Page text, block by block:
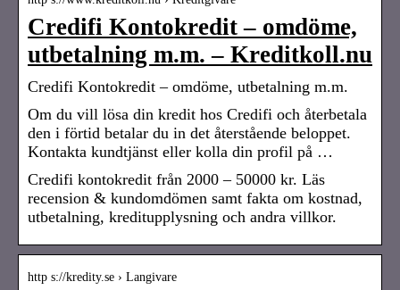
Credifi Kontokredit – omdöme,
utbetalning m.m. – Kreditkoll.nu
Credifi Kontokredit – omdöme, utbetalning m.m.
Om du vill lösa din kredit hos Credifi och återbetala
den i förtid betalar du in det återstående beloppet.
Kontakta kundtjänst eller kolla din profil på …
Credifi kontokredit från 2000 – 50000 kr. Läs
recension & kundomdömen samt fakta om kostnad,
utbetalning, kreditupplysning och andra villkor.
http s://kredity.se › Langivare